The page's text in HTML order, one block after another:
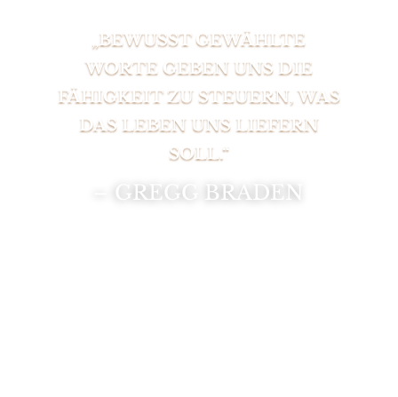
„BEWUSST GEWÄHLTE
WORTE GEBEN UNS DIE
FÄHIGKEIT ZU STEUERN, WAS
DAS LEBEN UNS LIEFERN
SOLL.“
– GREGG BRADEN